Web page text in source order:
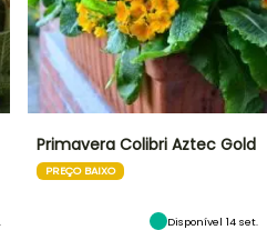
Primavera Colibri Aztec Gold
PREÇO BAIXO
Disponível 14 set.